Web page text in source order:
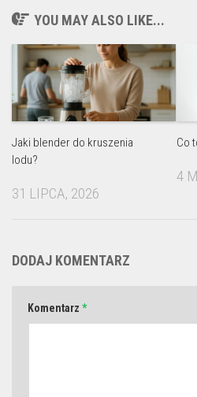
YOU MAY ALSO LIKE...
Jaki blender do kruszenia
lodu?
31 LIPCA, 2026
Co
4
DODAJ KOMENTARZ
Komentarz *